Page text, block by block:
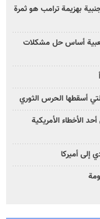
بهزيمة ترامب هو ثمرة
أساس حل مشكلات
أسقطها الحرس الثوري
الأخطاء الأمريكية
إلى أميركا